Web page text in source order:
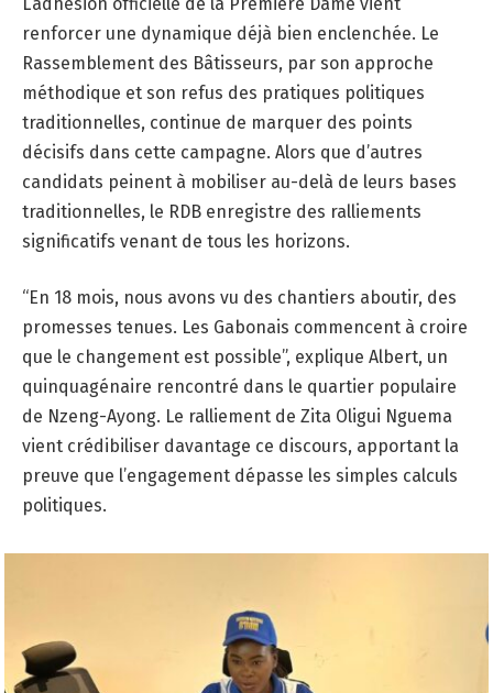
renforcer une dynamique déjà bien enclenchée. Le
Rassemblement des Bâtisseurs, par son approche
méthodique et son refus des pratiques politiques
traditionnelles, continue de marquer des points
décisifs dans cette campagne. Alors que d’autres
candidats peinent à mobiliser au-delà de leurs bases
traditionnelles, le RDB enregistre des ralliements
significatifs venant de tous les horizons.
“En 18 mois, nous avons vu des chantiers aboutir, des
promesses tenues. Les Gabonais commencent à croire
que le changement est possible”, explique Albert, un
quinquagénaire rencontré dans le quartier populaire
de Nzeng-Ayong. Le ralliement de Zita Oligui Nguema
vient crédibiliser davantage ce discours, apportant la
preuve que l’engagement dépasse les simples calculs
politiques.